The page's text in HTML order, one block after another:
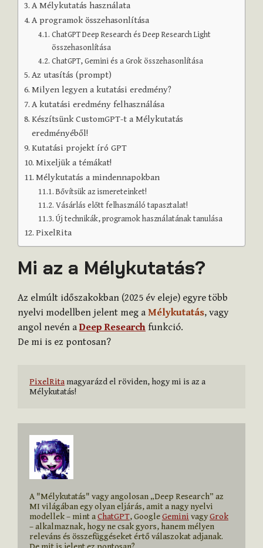
A Mélykutatás használata
A programok összehasonlítása
ChatGPT Deep Research és Deep Research Light
összehasonlítása
ChatGPT, Gemini és a Grok összehasonlítása
Az utasítás (prompt)
Milyen legyen a kutatási eredmény?
A kutatási eredmény felhasználása
Készítsünk CustomGPT-t a Mélykutatás
eredményéből!
Kutatási projekt író GPT
Mixeljük a témákat!
Mélykutatás a mindennapokban
Bővítsük az ismereteinket!
Vásárlás előtt felhasználó tapasztalat!
Új technikák, programok használatának tanulása
PixelRita
Mi az a Mélykutatás?
Az elmúlt időszakokban (2025 év eleje) egyre több
nyelvi modellben jelent meg a Mélykutatás, vagy
angol nevén a Deep Research funkció.
De mi is ez pontosan?
PixelRita magyarázd el röviden, hogy mi is az a
Mélykutatás!
A "Mélykutatás" vagy angolosan „Deep Research” az
MI világában egy olyan eljárás, amit a nagy nyelvi
modellek – mint a ChatGPT, Google Gemini vagy Grok
– alkalmaznak, hogy ne csak gyors, hanem mélyen
releváns és összefüggéseket értő válaszokat adjanak.